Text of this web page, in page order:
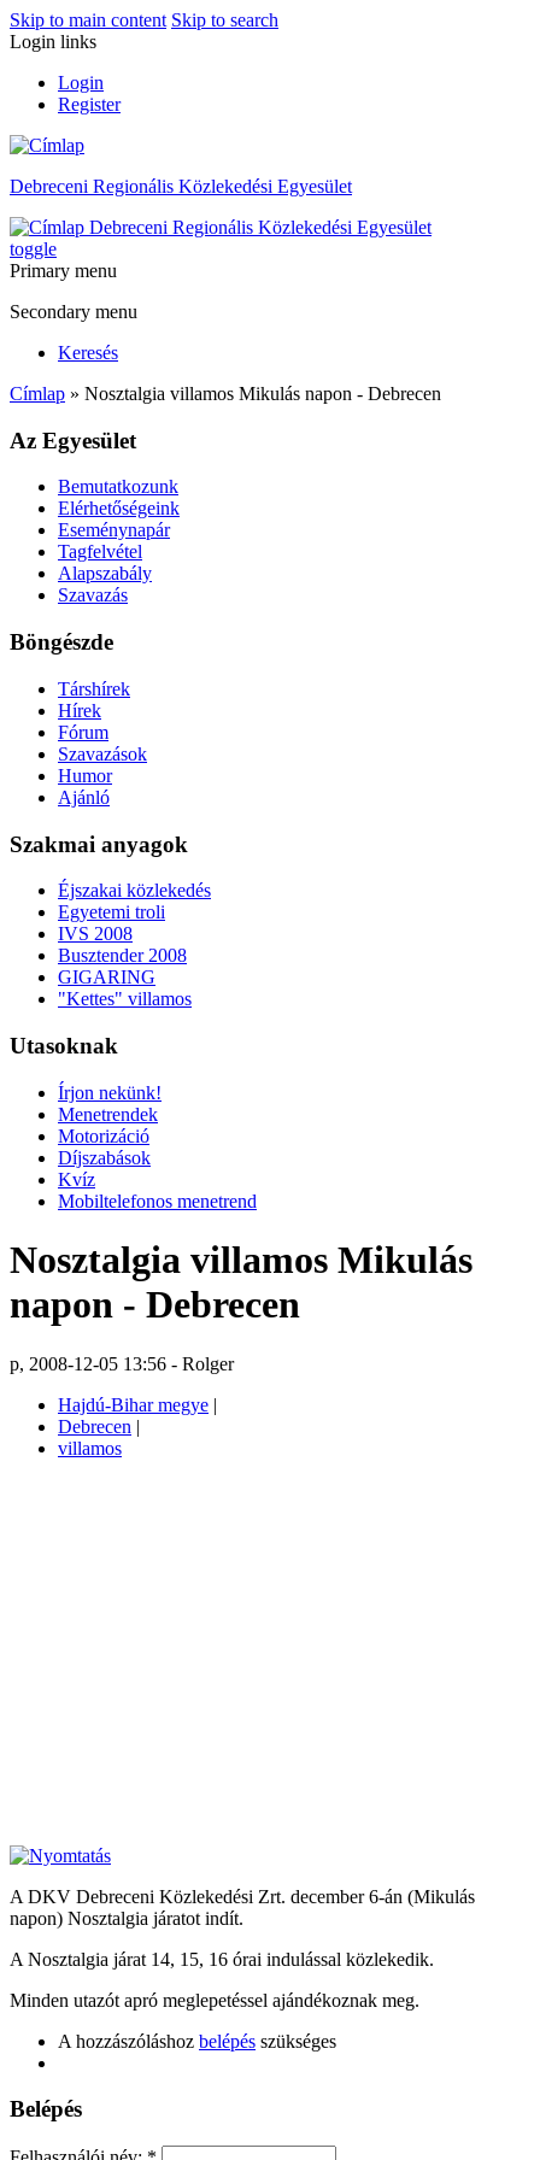
Skip to main content Skip to search
Login links
Login
Register
Debreceni Regionális Közlekedési Egyesület
Debreceni Regionális Közlekedési Egyesület
toggle
Primary menu
Secondary menu
Keresés
Címlap » Nosztalgia villamos Mikulás napon - Debrecen
Az Egyesület
Bemutatkozunk
Elérhetőségeink
Eseménynapár
Tagfelvétel
Alapszabály
Szavazás
Böngészde
Társhírek
Hírek
Fórum
Szavazások
Humor
Ajánló
Szakmai anyagok
Éjszakai közlekedés
Egyetemi troli
IVS 2008
Busztender 2008
GIGARING
"Kettes" villamos
Utasoknak
Írjon nekünk!
Menetrendek
Motorizáció
Díjszabások
Kvíz
Mobiltelefonos menetrend
Nosztalgia villamos Mikulás
napon - Debrecen
p, 2008-12-05 13:56 - Rolger
Hajdú-Bihar megye |
Debrecen |
villamos
A DKV Debreceni Közlekedési Zrt. december 6-án (Mikulás
napon) Nosztalgia járatot indít.
A Nosztalgia járat 14, 15, 16 órai indulással közlekedik.
Minden utazót apró meglepetéssel ajándékoznak meg.
A hozzászóláshoz belépés szükséges
Belépés